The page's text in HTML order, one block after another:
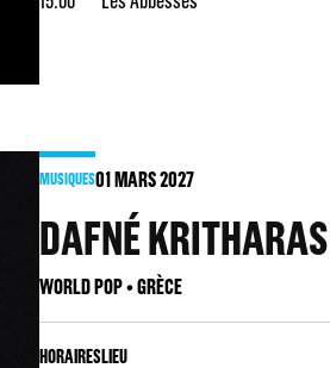
MUSIQUES01MARS 2027
DAFNÉ KRITHARAS
WORLD POP • GRÈCE
HORAIRESLIEU